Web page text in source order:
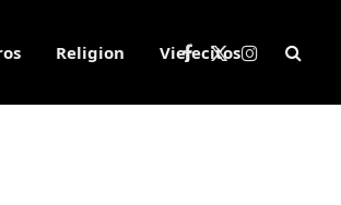
Religion Viejecitos
Facebook
X
Instagram